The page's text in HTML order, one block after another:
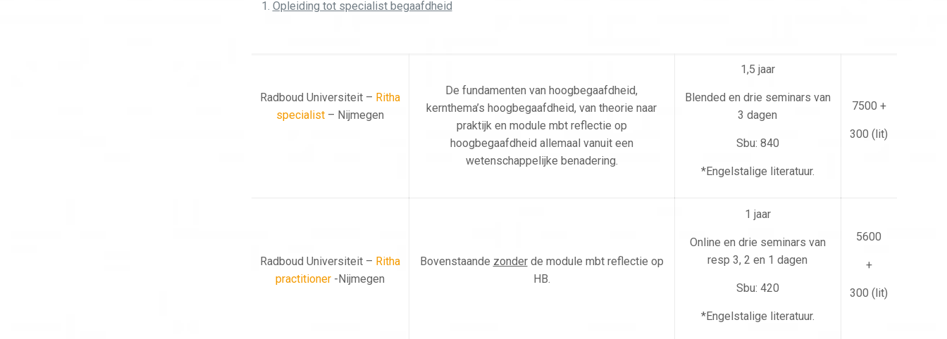
Opleiding tot specialist begaafdheid
Radboud Universiteit – Ritha
specialist– Nijmegen
De fundamenten van hoogbegaafdheid,
kernthema’s hoogbegaafdheid, van theorie naar
praktijk en module mbt reflectie op
hoogbegaafdheid allemaal vanuit een
wetenschappelijke benadering.
1,5 jaar
Blended en drie seminars van
3 dagen
Sbu: 840
*Engelstalige literatuur.
7500 +
300 (lit)
Radboud Universiteit – Ritha
practitioner-Nijmegen
Bovenstaande zonderde module mbt reflectie op
HB.
1 jaar
Online en drie seminars van
resp 3, 2 en 1 dagen
Sbu: 420
*Engelstalige literatuur.
5600
+
300 (lit)